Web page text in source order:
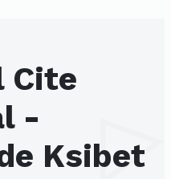
Cite
-
Ksibet